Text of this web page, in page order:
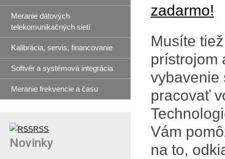
Musíte
prístrojom
vybavenie
pracovať
Vám
na to,
Meranie dátových
telekomunikačných sietí
Kalibrácia, servis, financovanie
Softvér a systémová integrácia
Meranie frekvencie a času
RSS
Novinky